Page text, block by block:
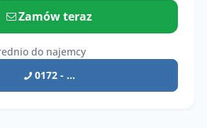
Zamów teraz
do najemcy
0172 - ...